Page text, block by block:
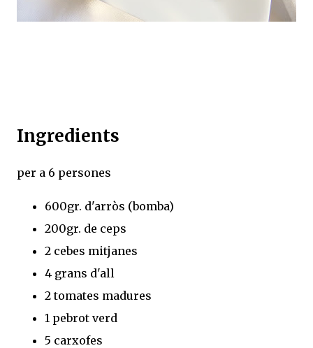
Ingredients
per a 6 persones
600gr. d'arròs (bomba)
200gr. de ceps
2 cebes mitjanes
4 grans d'all
2 tomates madures
1 pebrot verd
5 carxofes